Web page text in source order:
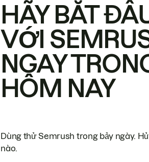
HÃY BẮT
VỚI
NGAY
HÔM NAY
Dùng thử Semrush trong bảy ngày.
nào.